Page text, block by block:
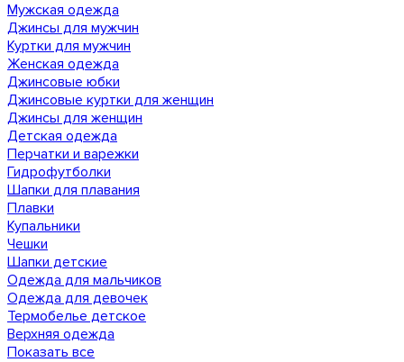
Мужская одежда
Джинсы для мужчин
Куртки для мужчин
Женская одежда
Джинсовые юбки
Джинсовые куртки для женщин
Джинсы для женщин
Детская одежда
Перчатки и варежки
Гидрофутболки
Шапки для плавания
Плавки
Купальники
Чешки
Шапки детские
Одежда для мальчиков
Одежда для девочек
Термобелье детское
Верхняя одежда
Показать все